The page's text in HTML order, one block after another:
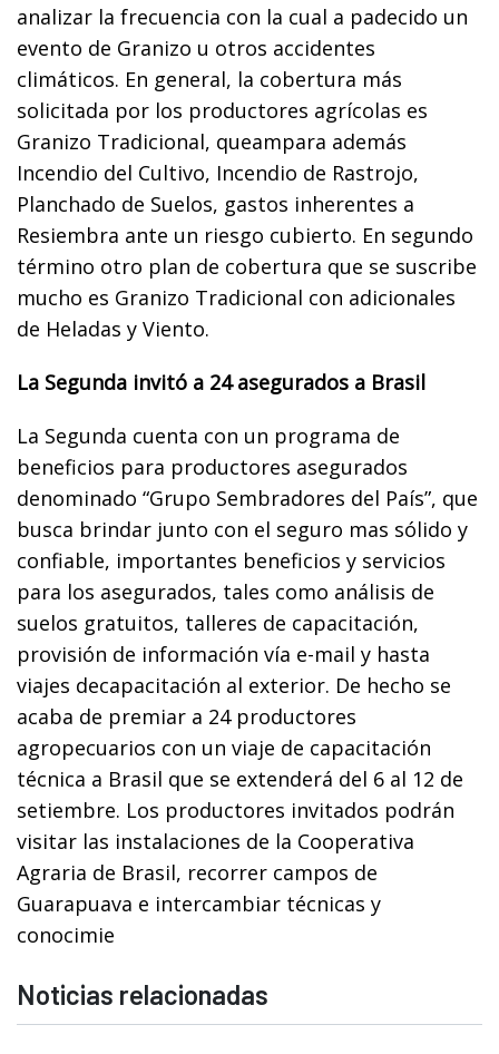
analizar la frecuencia con la cual a padecido un
evento de Granizo u otros accidentes
climáticos. En general, la cobertura más
solicitada por los productores agrícolas es
Granizo Tradicional, queampara además
Incendio del Cultivo, Incendio de Rastrojo,
Planchado de Suelos, gastos inherentes a
Resiembra ante un riesgo cubierto. En segundo
término otro plan de cobertura que se suscribe
mucho es Granizo Tradicional con adicionales
de Heladas y Viento.
La Segunda invitó a 24 asegurados a Brasil
La Segunda cuenta con un programa de
beneficios para productores asegurados
denominado “Grupo Sembradores del País”, que
busca brindar junto con el seguro mas sólido y
confiable, importantes beneficios y servicios
para los asegurados, tales como análisis de
suelos gratuitos, talleres de capacitación,
provisión de información vía e-mail y hasta
viajes decapacitación al exterior. De hecho se
acaba de premiar a 24 productores
agropecuarios con un viaje de capacitación
técnica a Brasil que se extenderá del 6 al 12 de
setiembre. Los productores invitados podrán
visitar las instalaciones de la Cooperativa
Agraria de Brasil, recorrer campos de
Guarapuava e intercambiar técnicas y
conocimie
Noticias relacionadas